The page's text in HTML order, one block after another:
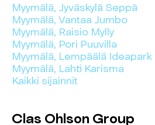
Myymälä, Jyväskylä Seppä
Myymälä, Vantaa Jumbo
Myymälä, Raisio Mylly
Myymälä, Pori Puuvilla
Myymälä, Lempäälä Ideapark
Myymälä, Lahti Karisma
Kaikki sijainnit
Clas Ohlson Group